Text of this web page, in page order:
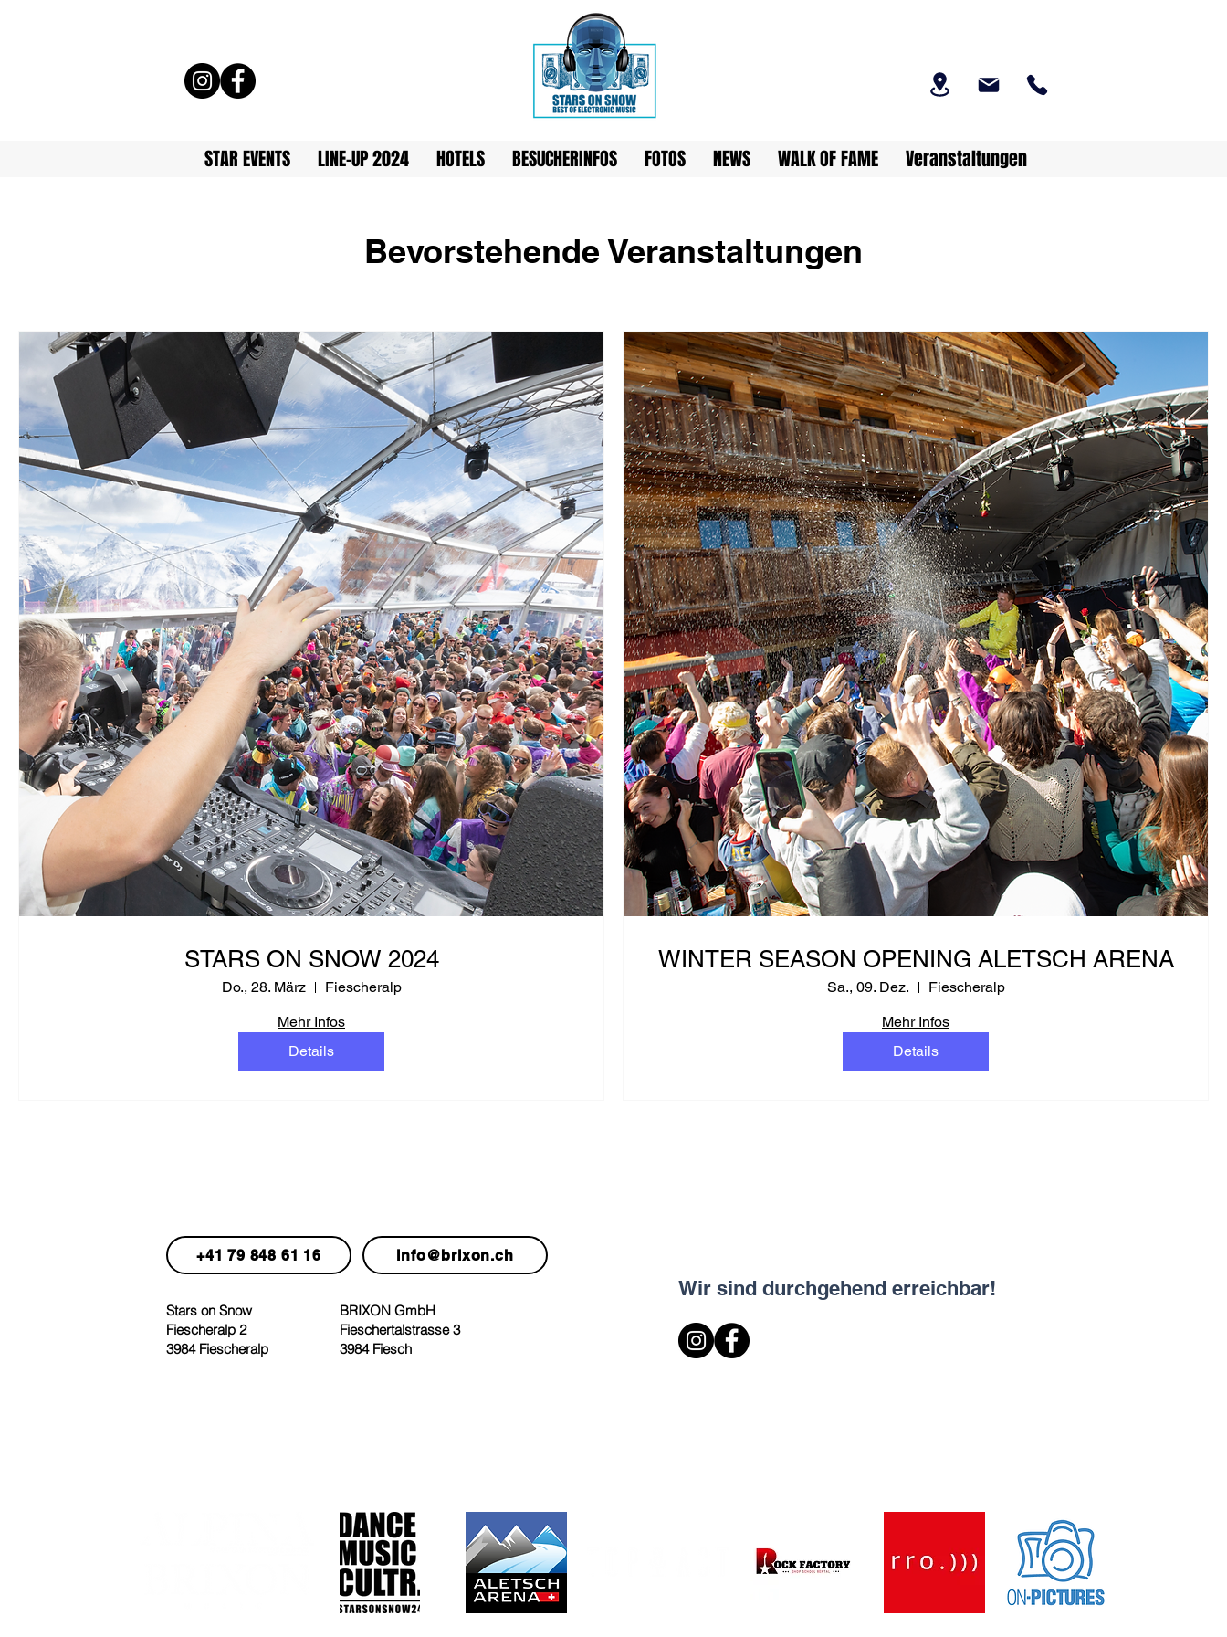
STAR EVENTS LINE-UP 2024 HOTELS BESUCHERINFOS FOTOS NEWS WALK OF FAME Veranstaltungen
Bevorstehende Veranstaltungen
STARS ON SNOW 2024
Do., 28. März
Fiescheralp
Mehr Infos
Details
WINTER SEASON OPENING ALETSCH ARENA
Sa., 09. Dez.
Fiescheralp
Mehr Infos
Details
Stars on Snow
Fiescheralp 2
3984 Fiescheralp
BRIXON GmbH
Fieschertalstrasse 3
3984 Fiesch
Wir sind durchgehend erreichbar!
+41 79 848 61 16 info@brixon.ch